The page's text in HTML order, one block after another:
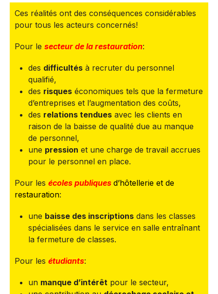
Ces réalités ont des conséquences considérables
pour tous les acteurs concernés!
Pour le secteur de la restauration:
des difficultés à recruter du personnel
qualifié,
des risques économiques tels que la fermeture
d’entreprises et l’augmentation des coûts,
des relations tendues avec les clients en
raison de la baisse de qualité due au manque
de personnel,
une pression et une charge de travail accrues
pour le personnel en place.
Pour les écoles publiques d’hôtellerie et de
restauration:
une baisse des inscriptions dans les classes
spécialisées dans le service en salle entraînant
la fermeture de classes.
Pour les étudiants:
un manque d’intérêt pour le secteur,